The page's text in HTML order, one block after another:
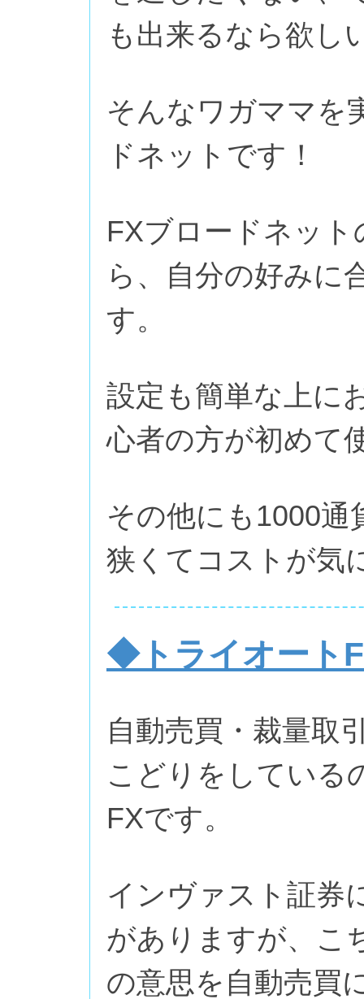
も出来るなら欲し
そんなワガママを
ドネットです！
FXブロードネッ
ら、自分の好みに
す。
設定も簡単な上に
心者の方が初めて
その他にも1000通
狭くてコストが気
◆トライオート
自動売買・裁量取
こどりをしている
FXです。
インヴァスト証券
がありますが、こ
の意思を自動売買